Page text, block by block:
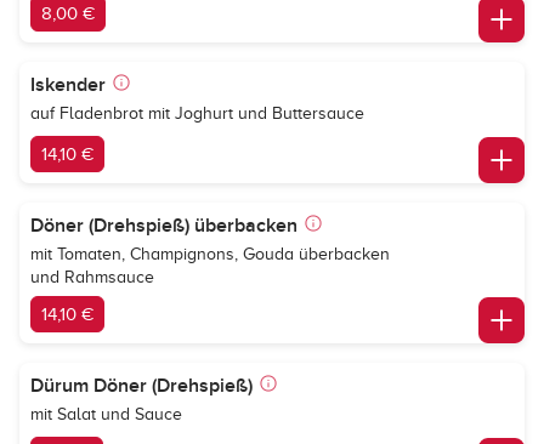
8,00 €
Iskender
auf Fladenbrot mit Joghurt und Buttersauce
14,10 €
Döner (Drehspieß) überbacken
mit Tomaten, Champignons, Gouda überbacken
und Rahmsauce
14,10 €
Dürum Döner (Drehspieß)
mit Salat und Sauce